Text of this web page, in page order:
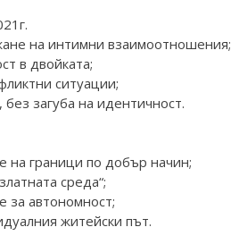
на интимни взаимоотношения;
в двойката;
ситуации;
загуба на идентичност.
на граници по добър начин;
среда“;
за автономност;
житейски път.